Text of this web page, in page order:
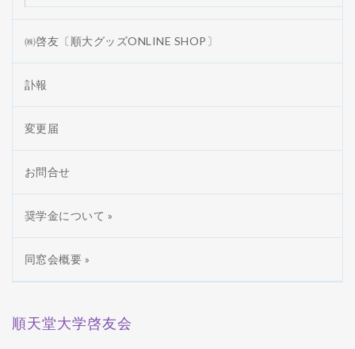
㈱啓友〔順大グッズONLINE SHOP〕
訃報
変更届
お問合せ
奨学金について »
同窓会概要 »
順天堂大学啓友会